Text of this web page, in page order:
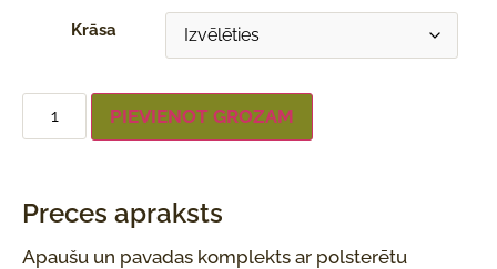
Krāsa
PIEVIENOT GROZAM
Preces apraksts
Apaušu un pavadas komplekts ar polsterētu